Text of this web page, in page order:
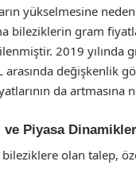
yükselmesine
bileziklerin gram
2019 yılında
arasında değişkenlik
da artmasına
Piyasa
bileziklere olan talep,